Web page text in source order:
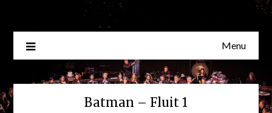
Menu
Batman – Fluit 1